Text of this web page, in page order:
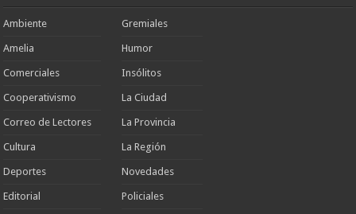
Ambiente
Amelia
Comerciales
Cooperativismo
Correo de Lectores
Cultura
Deportes
Editorial
Gremiales
Humor
Insólitos
La Ciudad
La Provincia
La Región
Novedades
Policiales